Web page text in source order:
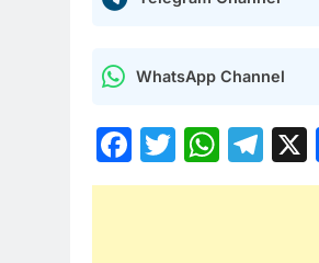
WhatsApp Channel
Facebook
Twitter